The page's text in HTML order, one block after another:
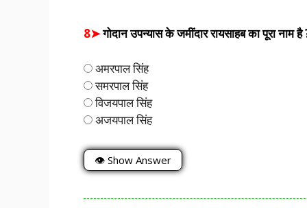
8➤गोदान उपन्यास के जमींदार रायसाहब का पूरा नाम है
अमरपाल सिंह
समरपाल सिंह
विजयपाल सिंह
अजयपाल सिंह
👁 Show Answer